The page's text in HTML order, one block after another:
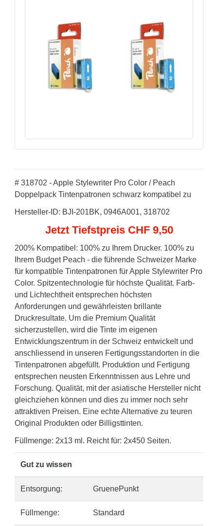
# 318702 - Apple Stylewriter Pro Color / Peach
Doppelpack Tintenpatronen schwarz kompatibel zu
Hersteller-ID: BJI-201BK, 0946A001, 318702
Jetzt Tiefstpreis CHF 9,50
200% Kompatibel: 100% zu Ihrem Drucker. 100% zu
Ihrem Budget Peach - die führende Schweizer Marke
für kompatible Tintenpatronen für Apple Stylewriter Pro
Color. Spitzentechnologie für höchste Qualität. Farb-
und Lichtechtheit entsprechen höchsten
Anforderungen und gewährleisten brillante
Druckresultate. Um die Premium Qualität
sicherzustellen, wird die Tinte im eigenen
Entwicklungszentrum in der Schweiz entwickelt und
anschliessend in unseren Fertigungsstandorten in die
Tintenpatronen abgefüllt. Produktion und Fertigung
entsprechen neusten Erkenntnissen aus Lehre und
Forschung. Qualität, mit der asiatische Hersteller nicht
gleichziehen können und dies zu immer noch sehr
attraktiven Preisen. Eine echte Alternative zu teuren
Original Produkten oder Billigsttinten.
Füllmenge: 2x13 ml. Reicht für: 2x450 Seiten.
Gut zu wissen
Entsorgung: GruenePunkt
Füllmenge: Standard